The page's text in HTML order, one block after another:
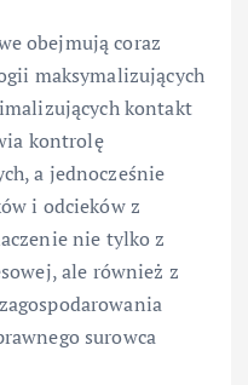
obejmują coraz
maksymalizujących
kontakt
kontrolę
a jednocześnie
i odcieków z
nie tylko z
ale również z
surowca